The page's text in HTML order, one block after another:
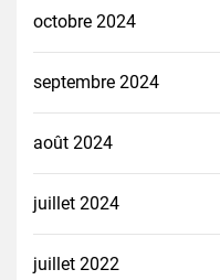
octobre 2024
septembre 2024
août 2024
juillet 2024
juillet 2022